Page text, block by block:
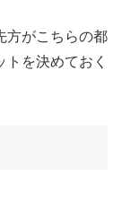
方がこちらの都
を決めておく